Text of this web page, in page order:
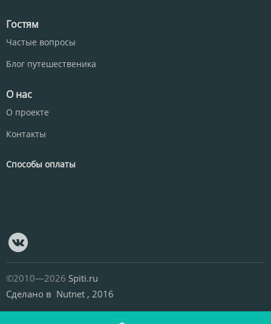
Гостям
Частые вопросы
Блог путешественика
О нас
О проекте
Контакты
Способы оплаты
©2010—2026 Spiti.ru
Сделано в Nutnet , 2016